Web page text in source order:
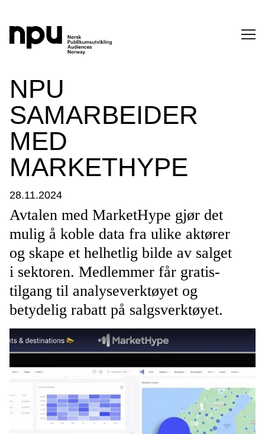
SØK
NPU
SAMARBEIDER
MED
MARKETHYPE
28.11.2024
Avtalen med MarketHype gjør det
mulig å koble data fra ulike aktører
og skape et helhetlig bilde av salget
i sektoren. Medlemmer får gratis-
tilgang til analyseverktøyet og
betydelig rabatt på salgsverktøyet.